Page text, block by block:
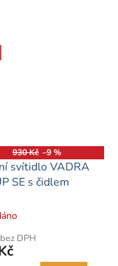
930 Kč –9 %
svítidlo VADRA
SE s čidlem
DPH